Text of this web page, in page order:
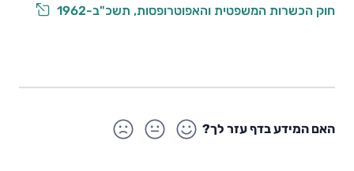
חוק הכשרות המשפטית והאפוטרופסות, תשכ"ב-1962
האם המידע בדף עזר לך?